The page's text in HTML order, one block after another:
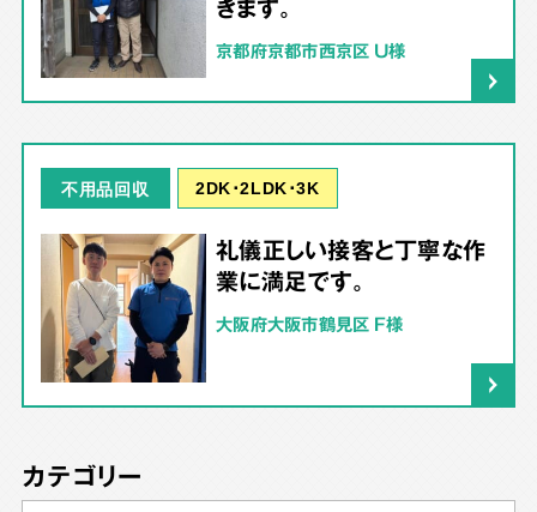
きます。
京都府京都市西京区 U様
不用品回収 2DK･2LDK･3K
礼儀正しい接客と丁寧な作
業に満足です。
大阪府大阪市鶴見区 F様
カテゴリー